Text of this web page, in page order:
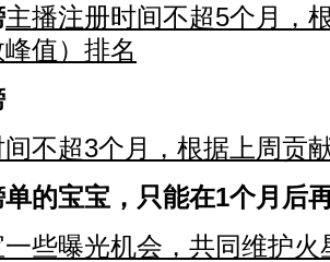
主播注册时间不超5个月，
峰值）排名
不超3个月，根据上周贡
的宝宝，只能在1个月 后
些曝光机会，共同维护火